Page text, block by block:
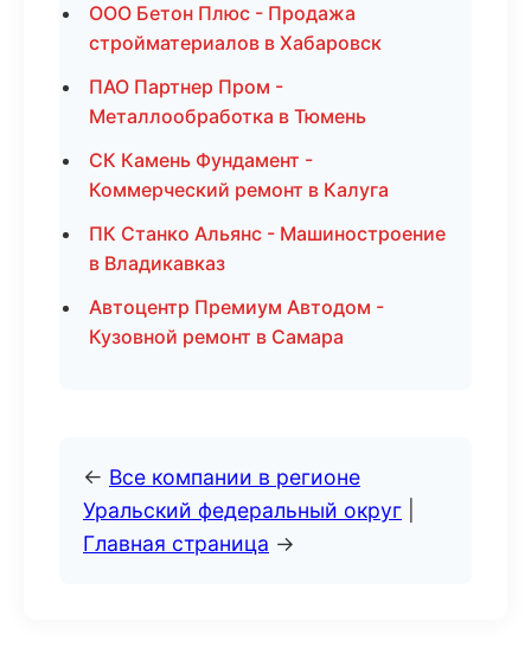
ООО Бетон Плюс - Продажа
стройматериалов в Хабаровск
ПАО Партнер Пром -
Металлообработка в Тюмень
СК Камень Фундамент -
Коммерческий ремонт в Калуга
ПК Станко Альянс - Машиностроение
в Владикавказ
Автоцентр Премиум Автодом -
Кузовной ремонт в Самара
← Все компании в регионе
Уральский федеральный округ
Главная страница →